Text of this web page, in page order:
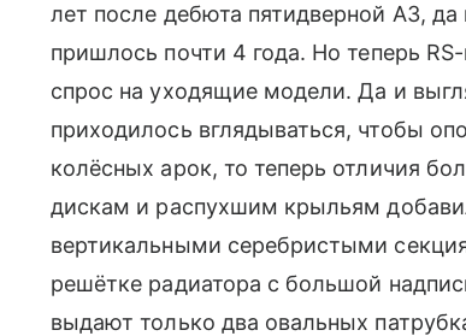
лет после дебюта пятидверной A3,
пришлось почти 4 года. Но теперь
спрос на уходящие модели. Да и
приходилось вглядываться, чтобы
колёсных арок, то теперь отличия
дискам и распухшим крыльям
вертикальными серебристыми
решётке радиатора с большой
выдают только два овальных